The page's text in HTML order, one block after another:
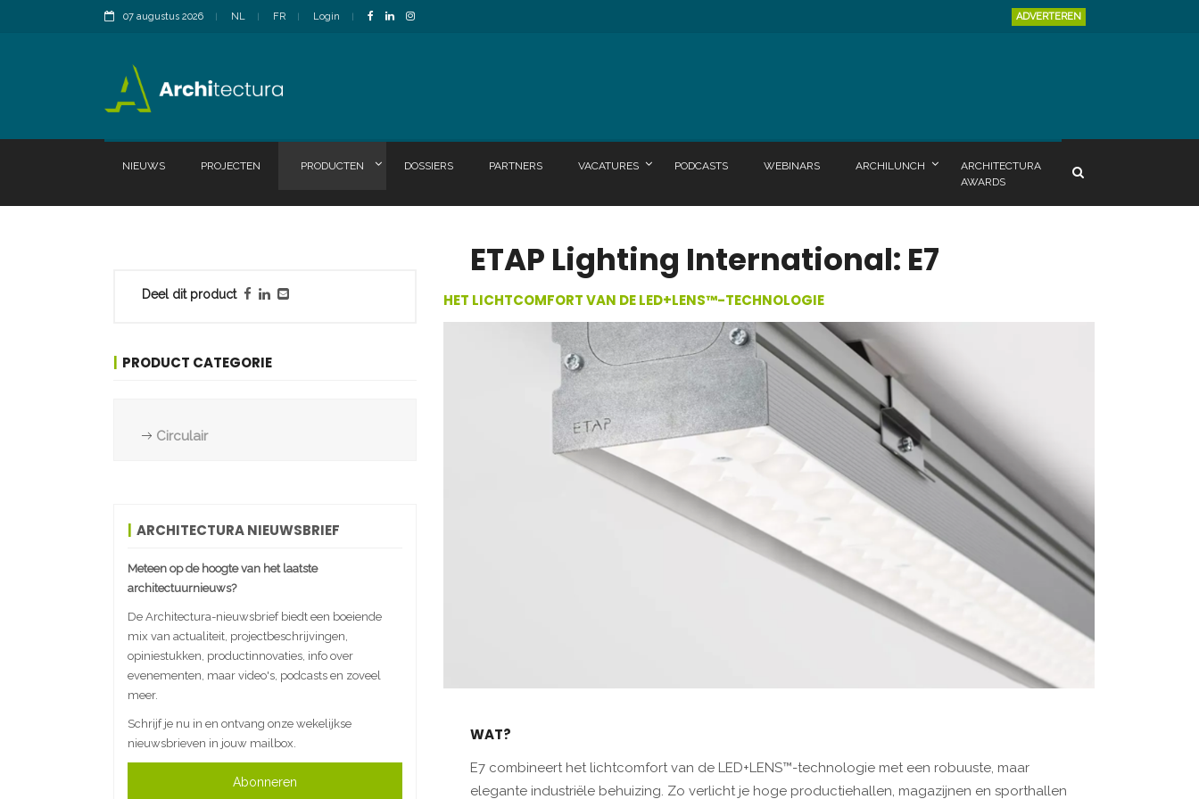
07 augustus 2026 NL FR Login ADVERTEREN
NIEUWS PROJECTEN PRODUCTEN DOSSIERS PARTNERS VACATURES PODCASTS WEBINARS ARCHILUNCH
ARCHITECTURA
AWARDS
Deel dit product
PRODUCT CATEGORIE
Circulair
ARCHITECTURA NIEUWSBRIEF
Meteen op de hoogte van het laatste
architectuurnieuws?
De Architectura-nieuwsbrief biedt een boeiende
mix van actualiteit, projectbeschrijvingen,
opiniestukken, productinnovaties, info over
evenementen, maar video's, podcasts en zoveel
meer.
Schrijf je nu in en ontvang onze wekelijkse
nieuwsbrieven in jouw mailbox.
Abonneren
ETAP Lighting International: E7
HET LICHTCOMFORT VAN DE LED+LENS™-TECHNOLOGIE
WAT?
E7 combineert het lichtcomfort van de LED+LENS™-technologie met een robuuste, maar
elegante industriële behuizing. Zo verlicht je hoge productiehallen, magazijnen en sporthallen